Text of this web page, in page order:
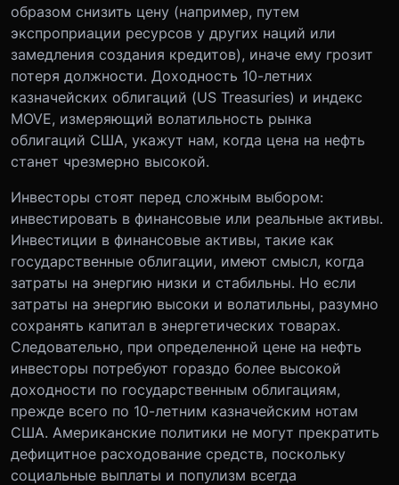
образом снизить цену (например, путем
экспроприации ресурсов у других наций или
замедления создания кредитов), иначе ему грозит
потеря должности. Доходность 10-летних
казначейских облигаций (US Treasuries) и индекс
MOVE, измеряющий волатильность рынка
облигаций США, укажут нам, когда цена на нефть
станет чрезмерно высокой.
Инвесторы стоят перед сложным выбором:
инвестировать в финансовые или реальные активы.
Инвестиции в финансовые активы, такие как
государственные облигации, имеют смысл, когда
затраты на энергию низки и стабильны. Но если
затраты на энергию высоки и волатильны, разумно
сохранять капитал в энергетических товарах.
Следовательно, при определенной цене на нефть
инвесторы потребуют гораздо более высокой
доходности по государственным облигациям,
прежде всего по 10-летним казначейским нотам
США. Американские политики не могут прекратить
дефицитное расходование средств, поскольку
социальные выплаты и популизм всегда